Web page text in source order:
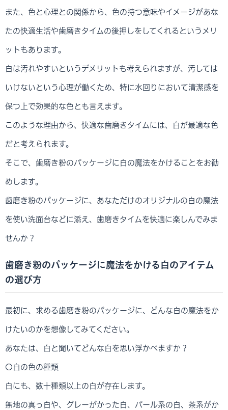
また、色と心理との関係から、色の持つ意味やイメージがあな
たの快適生活や歯磨きタイムの後押しをしてくれるというメリ
ットもあります。
白は汚れやすいというデメリットも考えられますが、汚しては
いけないという心理が働くため、特に水回りにおいて清潔感を
保つ上で効果的な色とも言えます。
このような理由から、快適な歯磨きタイムには、白が最適な色
だと考えられます。
そこで、歯磨き粉のパッケージに白の魔法をかけることをお勧
めします。
歯磨き粉のパッケージに、あなただけのオリジナルの白の魔法
を使い洗面台などに添え、歯磨きタイムを快適に楽しんでみま
せんか？
歯磨き粉のパッケージに魔法をかける白のアイテム
の選び方
最初に、求める歯磨き粉のパッケージに、どんな白の魔法をか
けたいのかを想像してみてください。
あなたは、白と聞いてどんな白を思い浮かべますか？
〇白の色の種類
白にも、数十種類以上の白が存在します。
無地の真っ白や、グレーがかった白、パール系の白、茶系がか